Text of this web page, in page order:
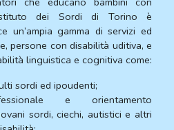
dei Sordi di Torino è
un’ampia gamma di servizi ed
persone con disabilità uditiva, e
linguistica e cognitiva come:
sordi ed ipoudenti;
e orientamento
sordi, ciechi, autistici e altri